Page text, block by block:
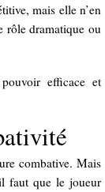
mais elle n’en
rôle dramatique ou
efficace et
combative. Mais
faut que le joueur